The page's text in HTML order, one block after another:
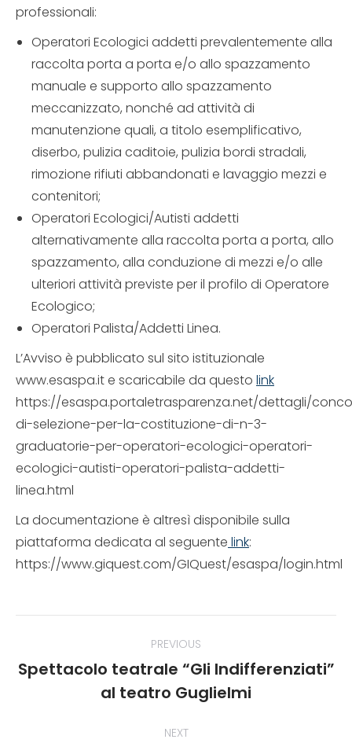
professionali:
Operatori Ecologici addetti prevalentemente alla
raccolta porta a porta e/o allo spazzamento
manuale e supporto allo spazzamento
meccanizzato, nonché ad attività di
manutenzione quali, a titolo esemplificativo,
diserbo, pulizia caditoie, pulizia bordi stradali,
rimozione rifiuti abbandonati e lavaggio mezzi e
contenitori;
Operatori Ecologici/Autisti addetti
alternativamente alla raccolta porta a porta, allo
spazzamento, alla conduzione di mezzi e/o alle
ulteriori attività previste per il profilo di Operatore
Ecologico;
Operatori Palista/Addetti Linea.
L’Avviso è pubblicato sul sito istituzionale
www.esaspa.it e scaricabile da questo link
https://esaspa.portaletrasparenza.net/dettagli/
di-selezione-per-la-costituzione-di-n-3-
graduatorie-per-operatori-ecologici-operatori-
ecologici-autisti-operatori-palista-addetti-
linea.html
La documentazione è altresì disponibile sulla
piattaforma dedicata al seguente link:
https://www.giquest.com/GIQuest/esaspa/login.html
navigation
PREVIOUS
Previous
post:
Spettacolo teatrale “Gli Indifferenziati”
al teatro Guglielmi
NEXT